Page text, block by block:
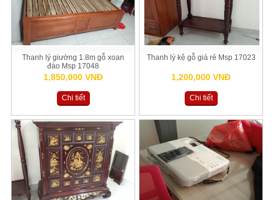
Thanh lý giường 1.8m gỗ xoan
đào Msp 17048
1,850,000 VNĐ
Chi tiết
Thanh lý kệ gỗ giá rẻ Msp 17023
1,200,000 VNĐ
Chi tiết